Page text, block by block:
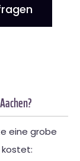
eine grobe
kostet: